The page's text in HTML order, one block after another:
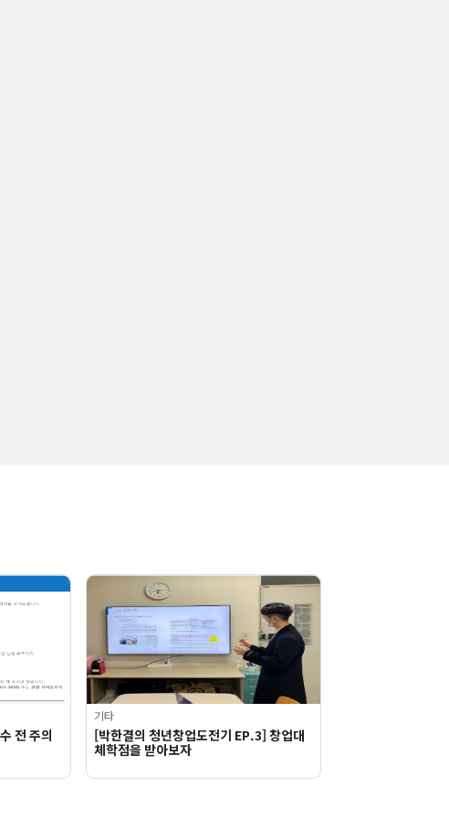
전 주의
기타
[박한결의 청년창업도전기 EP.3] 창업대
체학점을 받아보자